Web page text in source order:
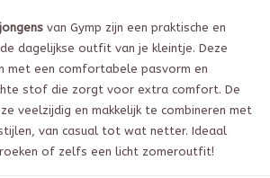
van Gymp zijn een praktische en
dagelijkse outfit van je kleintje. Deze
met een comfortabele pasvorm en
stof die zorgt voor extra comfort. De
veelzijdig en makkelijk te combineren met
van casual tot wat netter. Ideaal
of zelfs een licht zomeroutfit!